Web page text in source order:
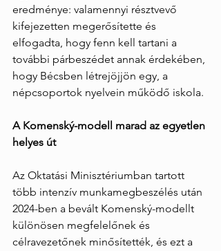
eredménye: valamennyi résztvevő
kifejezetten megerősítette és
elfogadta, hogy fenn kell tartani a
további párbeszédet annak érdekében,
hogy Bécsben létrejöjjön egy, a
népcsoportok nyelvein működő iskola.
A Komenský-modell marad az egyetlen
helyes út
Az Oktatási Minisztériumban tartott
több intenzív munkamegbeszélés után
2024-ben a bevált Komenský-modellt
különösen megfelelőnek és
célravezetőnek minősítették, és ezt a